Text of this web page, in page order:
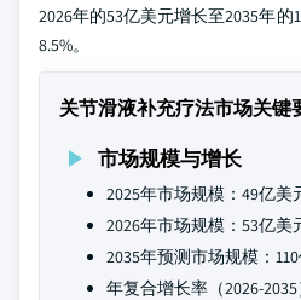
2026年的53亿美元增长至2035年
8.5%。
关节滑液补充疗法市场关键
市场规模与增长
2025年市场规模：49亿美
2026年市场规模：53亿美
2035年预测市场规模：
年复合增长率（2026-